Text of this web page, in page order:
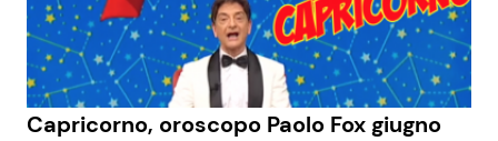
Capricorno, oroscopo Paolo Fox giugno